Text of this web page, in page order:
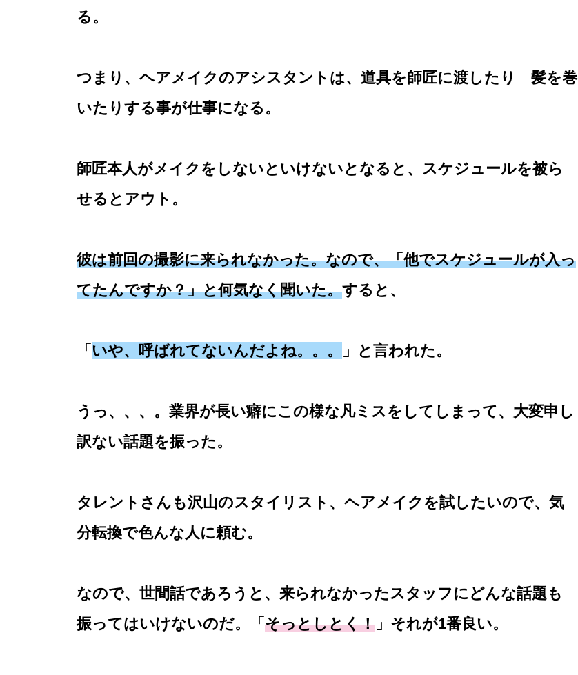
る。
つまり、ヘアメイクのアシスタントは、道具を師匠に渡したり 髪を巻
いたりする事が仕事になる。
師匠本人がメイクをしないといけないとなると、スケジュールを被ら
せるとアウト。
彼は前回の撮影に来られなかった。なので、「他でスケジュールが入っ
てたんですか？」と何気なく聞いた。すると、
「 いや、呼ばれてないんだよね。。。 」と言われた。
うっ、、、。業界が長い癖にこの様な凡ミスをしてしまって、大変申し
訳ない話題を振った。
タレントさんも沢山のスタイリスト、ヘアメイクを試したいので、気
分転換で色んな人に頼む。
なので、世間話であろうと、来られなかったスタッフにどんな話題も
振ってはいけないのだ。「 そっとしとく！ 」それが1番良い。